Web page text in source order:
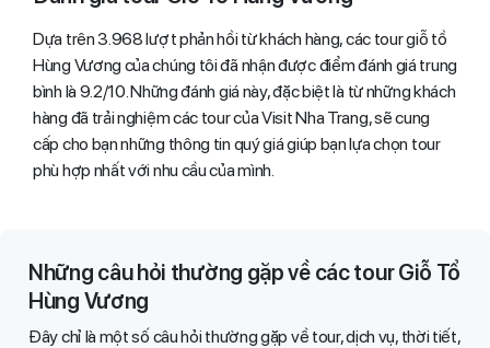
Dựa trên 3.968 lượt phản hồi từ khách hàng, các tour giỗ tồ
Hùng Vương của chúng tôi đã nhận được điểm đánh giá trung
bình là 9.2/10. Những đánh giá này, đặc biệt là từ những khách
hàng đã trải nghiệm các tour của Visit Nha Trang, sẽ cung
cấp cho bạn những thông tin quý giá giúp bạn lựa chọn tour
phù hợp nhất với nhu cầu của mình.
Những câu hỏi thường gặp về các tour Giỗ Tổ
Hùng Vương
Đây chỉ là một số câu hỏi thường gặp về tour, dịch vụ, thời tiết,